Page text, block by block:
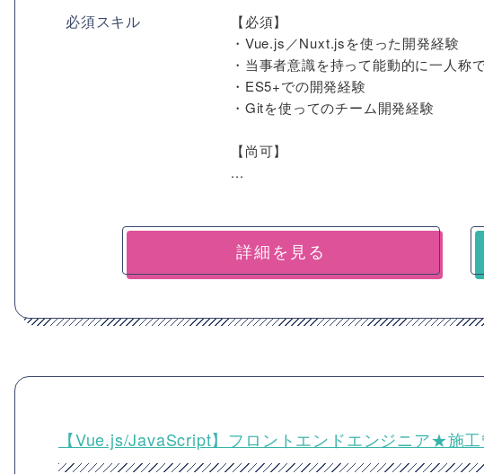
必須スキル
【必須】
・Vue.js／Nuxt.jsを使った開発経験
・当事者意識を持って能動的に一人称
・ES5+での開発経験
・Gitを使ってのチーム開発経験
【尚可】
...
詳細を見る
【Vue.js/JavaScript】フロントエンドエンジニア★施